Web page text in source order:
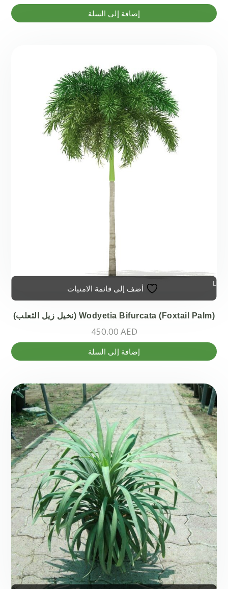
إضافة إلى السلة
Wodyetia Bifurcata (Foxtail Palm) (نخيل زيل الثعلب)
450.00 AED
إضافة إلى السلة
أضف إلى قائمة الامنيات